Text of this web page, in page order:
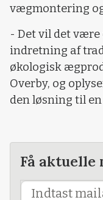
vægmontering
- Det vil det
indretning af
økologisk
Overby, og
den løsning til
Få aktuelle